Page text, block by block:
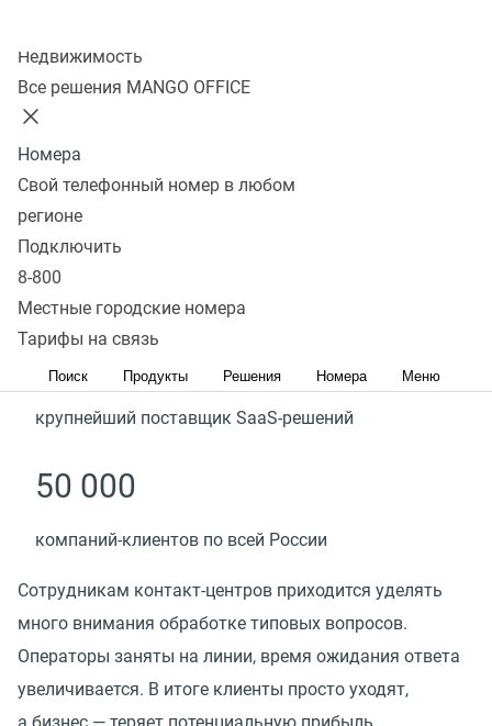
Недвижимость
Все решения MANGO OFFICE
Номера
Свой телефонный номер в любом
регионе
Подключить
8-800
Местные городские номера
Тарифы на связь
Поиск Продукты Решения Номера Меню
Превратите каждое
взаимодействие
в конкурентное
преимущество
№1
TOP-5
крупнейший поставщик SaaS-решений
50 000
компаний-клиентов по всей России
Сотрудникам контакт-центров приходится уделять
много внимания обработке типовых вопросов.
Операторы заняты на линии, время ожидания ответа
увеличивается. В итоге клиенты просто уходят,